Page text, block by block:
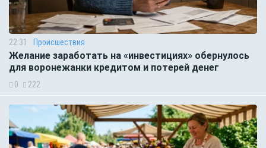
22:31 Происшествия
Желание заработать на «инвестициях» обернулось
для воронежанки кредитом и потерей денег
0 222